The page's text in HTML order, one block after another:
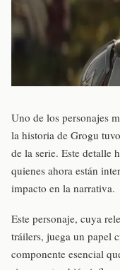
Uno de los personajes
la historia de Grogu
de la serie. Este detalle
quienes ahora están
impacto en la narrativa.
Este personaje, cuya
tráilers, juega un papel
componente esencial